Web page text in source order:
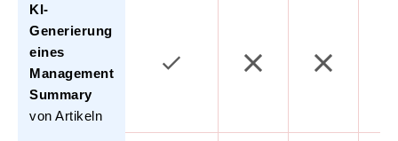
KI-
Generierung
eines
Management
Summary
von Artikeln